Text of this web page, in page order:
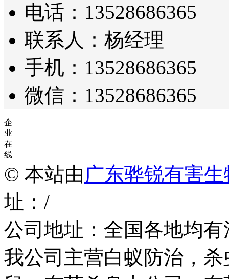
电话：13528686365
联系人：杨经理
手机：13528686365
微信：13528686365
企
业
在
线
© 本站由 广东骅锐有害
址：/
公司地址：全国各地均
我公司主营白蚁防治，